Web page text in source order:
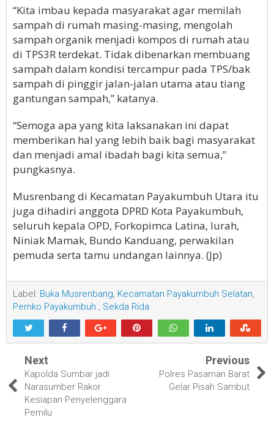
“Kita imbau kepada masyarakat agar memilah
sampah di rumah masing-masing, mengolah
sampah organik menjadi kompos di rumah atau
di TPS3R terdekat. Tidak dibenarkan membuang
sampah dalam kondisi tercampur pada TPS/bak
sampah di pinggir jalan-jalan utama atau tiang
gantungan sampah,” katanya.
“Semoga apa yang kita laksanakan ini dapat
memberikan hal yang lebih baik bagi masyarakat
dan menjadi amal ibadah bagi kita semua,”
pungkasnya.
Musrenbang di Kecamatan Payakumbuh Utara itu
juga dihadiri anggota DPRD Kota Payakumbuh,
seluruh kepala OPD, Forkopimca Latina, lurah,
Niniak Mamak, Bundo Kanduang, perwakilan
pemuda serta tamu undangan lainnya. (Jp)
Label: Buka Musrenbang Kecamatan Payakumbuh Selatan
Pemko Payakumbuh.
Sekda Rida
Next
Kapolda Sumbar jadi
Narasumber Rakor
Kesiapan Penyelenggara
Pemilu
Previous
Polres Pasaman Barat
Gelar Pisah Sambut